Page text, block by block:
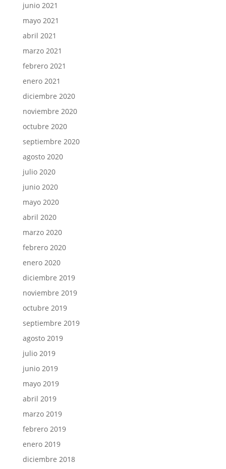
junio 2021
mayo 2021
abril 2021
marzo 2021
febrero 2021
enero 2021
diciembre 2020
noviembre 2020
octubre 2020
septiembre 2020
agosto 2020
julio 2020
junio 2020
mayo 2020
abril 2020
marzo 2020
febrero 2020
enero 2020
diciembre 2019
noviembre 2019
octubre 2019
septiembre 2019
agosto 2019
julio 2019
junio 2019
mayo 2019
abril 2019
marzo 2019
febrero 2019
enero 2019
diciembre 2018